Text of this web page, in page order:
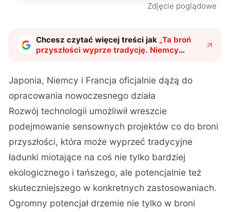
Zdjęcie poglądowe
Chcesz czytać więcej treści jak „Ta broń
przyszłości wyprze tradycję. Niemcy
budują elektromagnetyczne działo"?
Japonia, Niemcy i Francja oficjalnie dążą do
opracowania nowoczesnego działa
Rozwój technologii umożliwił wreszcie
podejmowanie sensownych projektów co do broni
przyszłości, która może wyprzeć tradycyjne
ładunki miotające na coś nie tylko bardziej
ekologicznego i tańszego, ale potencjalnie też
skuteczniejszego w konkretnych zastosowaniach.
Ogromny potencjał drzemie nie tylko w broni